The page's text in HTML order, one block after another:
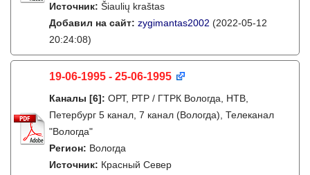
Источник: Šiaulių kraštas
Добавил на сайт: zygimantas2002 (2022-05-12
20:24:08)
19-06-1995 - 25-06-1995
Каналы [6]: ОРТ, РТР / ГТРК Вологда, НТВ,
Петербург 5 канал, 7 канал (Вологда), Телеканал
"Вологда"
Регион: Вологда
Источник: Красный Север